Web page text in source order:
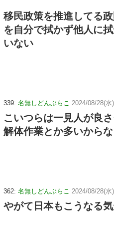
移民政策を推進してる
を自分で拭かず他人に
いない
339: 名無しどんぶらこ 2024/08/28(
こいつらは一見人が良
解体作業とか多いからな
362: 名無しどんぶらこ 2024/08/28(
やがて日本もこうなる